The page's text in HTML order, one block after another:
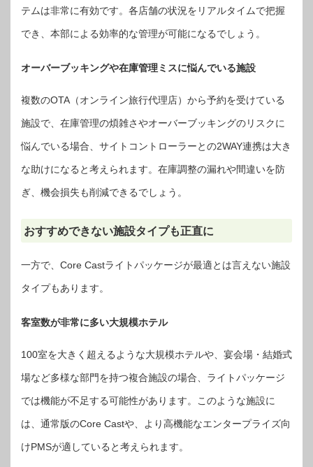
テムは非常に有効です。各店舗の状況をリアルタイムで把握
でき、本部による効率的な管理が可能になるでしょう。
オーバーブッキングや在庫管理ミスに悩んでいる施設
複数のOTA（オンライン旅行代理店）から予約を受けている
施設で、在庫管理の煩雑さやオーバーブッキングのリスクに
悩んでいる場合、サイトコントローラーとの2WAY連携は大き
な助けになると考えられます。在庫調整の漏れや間違いを防
ぎ、機会損失も削減できるでしょう。
おすすめできない施設タイプも正直に
一方で、Core Castライトパッケージが最適とは言えない施設
タイプもあります。
客室数が非常に多い大規模ホテル
100室を大きく超えるような大規模ホテルや、宴会場・結婚式
場など多様な部門を持つ複合施設の場合、ライトパッケージ
では機能が不足する可能性があります。このような施設に
は、通常版のCore Castや、より高機能なエンタープライズ向
けPMSが適していると考えられます。